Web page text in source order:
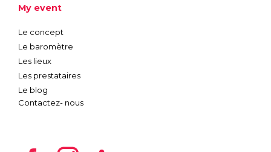
My event
Le concept
Le baromètre
Les lieux
Les prestataires
Le blog
Contactez- nous